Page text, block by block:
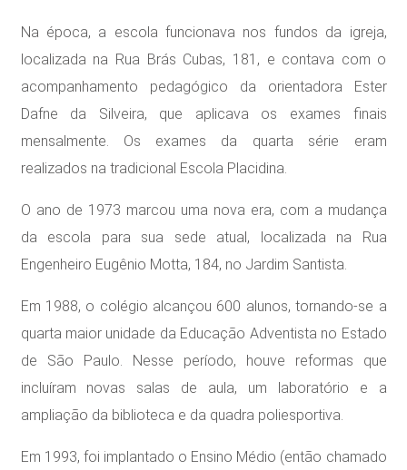
Na época, a escola funcionava nos fundos da igreja,
localizada na Rua Brás Cubas, 181, e contava com o
acompanhamento pedagógico da orientadora Ester
Dafne da Silveira, que aplicava os exames finais
mensalmente. Os exames da quarta série eram
realizados na tradicional Escola Placidina.
O ano de 1973 marcou uma nova era, com a mudança
da escola para sua sede atual, localizada na Rua
Engenheiro Eugênio Motta, 184, no Jardim Santista.
Em 1988, o colégio alcançou 600 alunos, tornando-se a
quarta maior unidade da Educação Adventista no Estado
de São Paulo. Nesse período, houve reformas que
incluíram novas salas de aula, um laboratório e a
ampliação da biblioteca e da quadra poliesportiva.
Em 1993, foi implantado o Ensino Médio (então chamado